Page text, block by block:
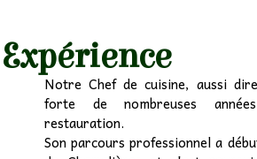
Expérience
Notre Chef de cuisine, aussi
forte de nombreuses
restauration.
Son parcours professionnel a